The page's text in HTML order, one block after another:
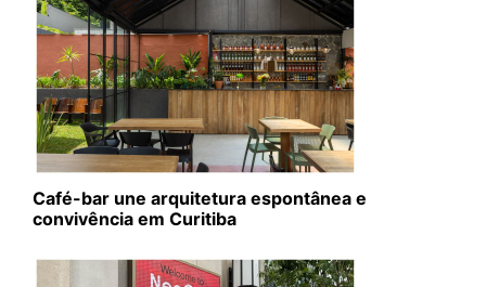
Café-bar une arquitetura espontânea e
convivência em Curitiba